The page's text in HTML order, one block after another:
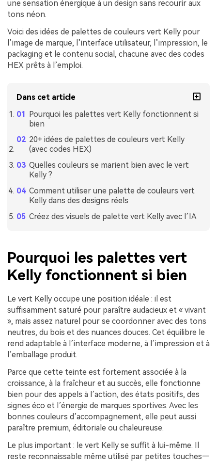
une sensation énergique à un design sans recourir aux
tons néon.
Voici des idées de palettes de couleurs vert Kelly pour
l’image de marque, l’interface utilisateur, l’impression, le
packaging et le contenu social, chacune avec des codes
HEX prêts à l’emploi.
Dans cet article
Pourquoi les palettes vert Kelly fonctionnent si
bien
20+ idées de palettes de couleurs vert Kelly
(avec codes HEX)
Quelles couleurs se marient bien avec le vert
Kelly ?
Comment utiliser une palette de couleurs vert
Kelly dans des designs réels
Créez des visuels de palette vert Kelly avec l’IA
Pourquoi les palettes vert
Kelly fonctionnent si bien
Le vert Kelly occupe une position idéale : il est
suffisamment saturé pour paraître audacieux et « vivant
», mais assez naturel pour se coordonner avec des tons
neutres, du bois et des nuances douces. Cet équilibre le
rend adaptable à l’interface moderne, à l’impression et à
l’emballage produit.
Parce que cette teinte est fortement associée à la
croissance, à la fraîcheur et au succès, elle fonctionne
bien pour des appels à l’action, des états positifs, des
signes éco et l’énergie de marques sportives. Avec les
bonnes couleurs d’accompagnement, elle peut aussi
paraître premium, éditoriale ou chaleureuse.
Le plus important : le vert Kelly se suffit à lui-même. Il
reste reconnaissable même utilisé par petites touches—